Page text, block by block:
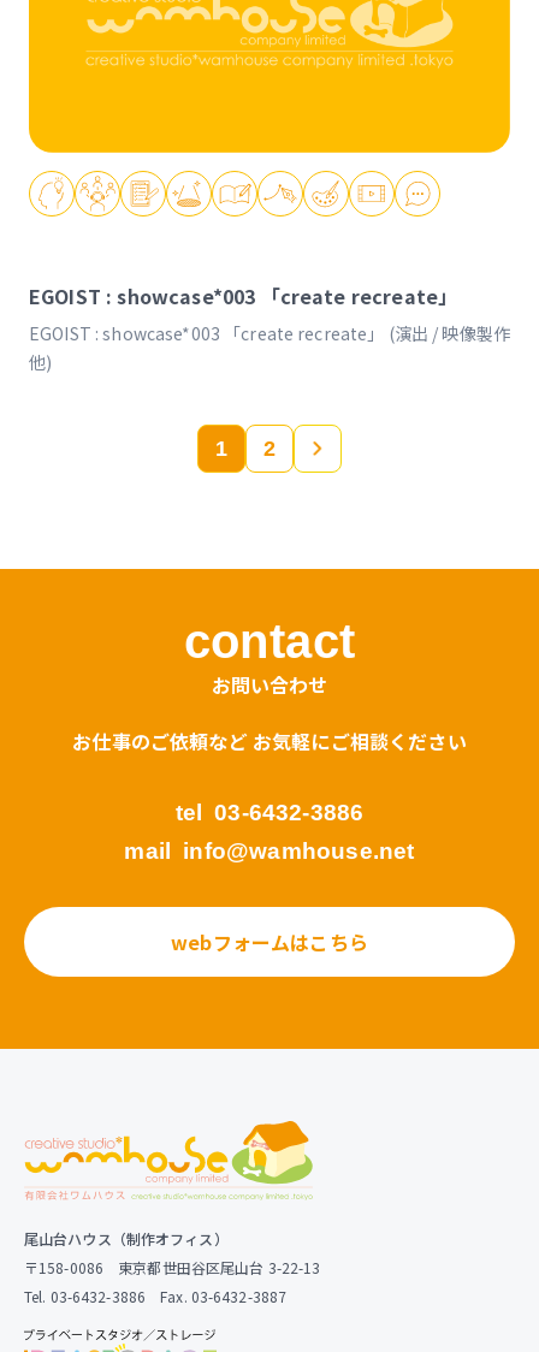
EGOIST : showcase*003 「create recreate」
EGOIST : showcase*003 「create recreate」 (演出 / 映像製作
他)
1 2 »
contact
お問い合わせ
お仕事のご依頼など お気軽にご相談ください
tel
03-6432-3886
mail
info@wamhouse.net
webフォームはこちら
尾山台ハウス（制作オフィス）
〒158-0086 東京都世田谷区尾山台 3-22-13
Tel. 03-6432-3886 Fax. 03-6432-3887